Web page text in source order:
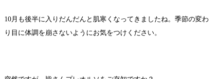
10月も後半に入りだんだんと肌寒くなってきましたね。季節の変わ
り目に体調を崩さないようにお気をつけください。